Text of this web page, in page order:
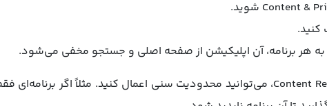
هر برنامه، آن اپلیکیشن از صفحه اصلی و جستجو مخفی می‌شود.